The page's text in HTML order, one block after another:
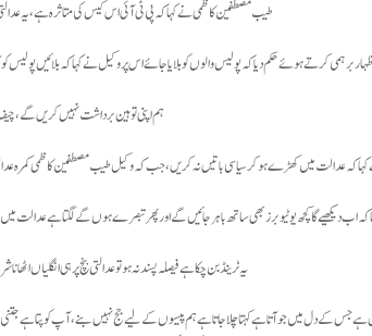
طیب مصطفین کاظمی نے کہا کہ پی ٹی آئی اس کیس کی متاثرہ ہے، یہ
برہمی کرتے ہوئے حکم دیا کہ پولیس والوں کو بلایا جائے اس پر وکیل نے کہا کہ بلائیں پولیس
ہم اپنی توہین برداشت نہیں کریں گے،
کہ عدالت میں کھڑے ہو کر سیاسی باتیں نہ کریں، جب کہ وکیل طیب مصطفین کاظمی کمرہ
دیکھیے گا کچھ یوٹیوبرز بھی ساتھ باہر جائیں گے اور پھر تبصرے ہوں گے لگتا ہے عدالت میں
یہ ٹرینڈ بن چکا ہے فیصلہ پسند نہ ہو تو عدالتی بنچ پر ہی انگلیاں
ہے جس کے دل میں جو آتا ہے کہتا چلا جاتا ہے ہم پیسوں کے لیے جج نہیں بنے، آپ کو پتا ہے جتنی جج